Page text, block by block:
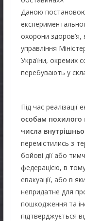
Даною постановою
охорони
управління
України, окремих
перебувають у
Під час
особам похилого
числа
перемістились з
бойові дії або
федерацією, в тому
евакуації, або в
непридатне для
пошкодження та
підтверджується